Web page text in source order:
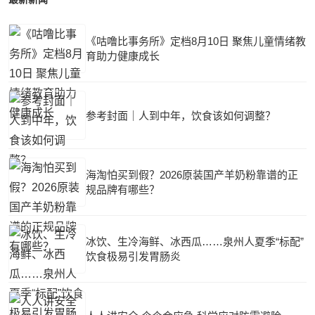
《咕噜比事务所》定档8月10日 聚焦儿童情绪教
育助力健康成长
参考封面｜人到中年，饮食该如何调整？
海淘怕买到假？2026原装国产羊奶粉靠谱的正
规品牌有哪些？
冰饮、生冷海鲜、冰西瓜……泉州人夏季“标配”
饮食极易引发胃肠炎